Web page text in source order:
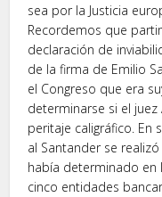
sea por la Justicia
Recordemos que
declaración de
de la firma de Emilio
el Congreso que era
determinarse si el
peritaje caligráfico. En
al Santander se
había determinado en
cinco entidades